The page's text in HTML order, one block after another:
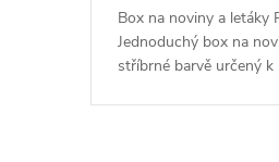
Box na noviny a letáky
Jednoduchý box na
stříbrné barvě určený